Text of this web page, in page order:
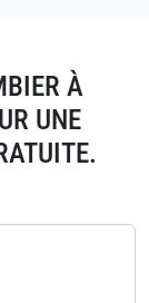
À
UNE